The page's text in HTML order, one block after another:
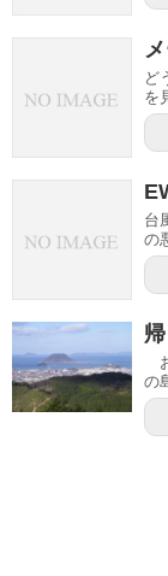
ど
を
台
の
の